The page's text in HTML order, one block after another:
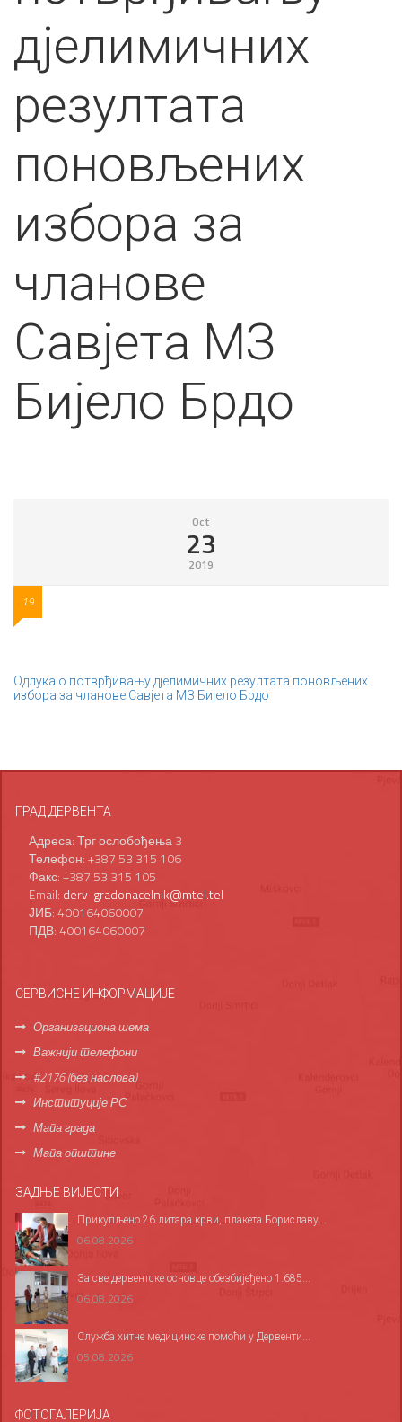
дјелимичних
резултата
поновљених
избора за
чланове
Савјета МЗ
Бијело Брдо
Oct
23
2019
19
Одлука о потврђивању дјелимичних резултата поновљених
избора за чланове Савјета МЗ Бијело Брдо
ГРАД ДЕРВЕНТА
Адреса: Трг ослобођења 3
Телефон: +387 53 315 106
Факс: +387 53 315 105
Email: derv-gradonacelnik@mtel.tel
ЈИБ: 400164060007
ПДВ: 400164060007
СЕРВИСНЕ ИНФОРМАЦИЈЕ
Организациона шема
Важнији телефони
#2176 (без наслова)
Институције РС
Мапа града
Мапа општине
ЗАДЊЕ ВИЈЕСТИ
Прикупљено 26 литара крви, плакета Бориславу...
06.08.2026
За све дервентске основце обезбијеђено 1.685...
06.08.2026
Служба хитне медицинске помоћи у Дервенти...
05.08.2026
ФОТОГАЛЕРИЈА